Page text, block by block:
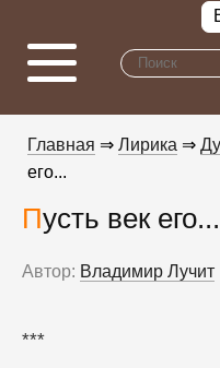
Главная ⇒ Лирика ⇒
его...
Пусть век его...
Автор: Владимир Лучит
***